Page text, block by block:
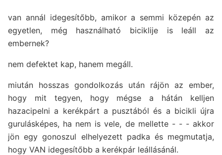
van annál idegesítőbb, amikor a semmi közepén az
egyetlen, még használható biciklije is leáll az
embernek?
nem defektet kap, hanem megáll.
miután hosszas gondolkozás után rájön az ember,
hogy mit tegyen, hogy mégse a hátán kelljen
hazacipelni a kerékpárt a pusztából és a bicikli újra
gurulásképes, ha nem is vele, de mellette - - - akkor
jön egy gonoszul elhelyezett padka és megmutatja,
hogy VAN idegesítőbb a kerékpár leállásánál.